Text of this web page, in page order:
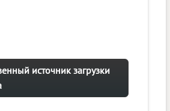
источник загрузки